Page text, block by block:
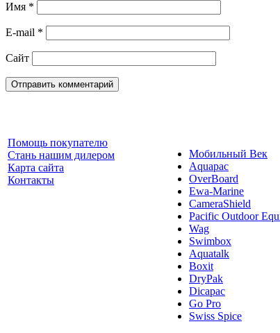
Имя *
E-mail *
Сайт
Помощь покупателю
Стань нашим дилером
Карта сайта
Контакты
Мобильный Век
Aquapac
OverBoard
Ewa-Marine
CameraShield
Pacific Outdoor
Wag
Swimbox
Aquatalk
Boxit
DryPak
Dicapac
Go Pro
Swiss Spice